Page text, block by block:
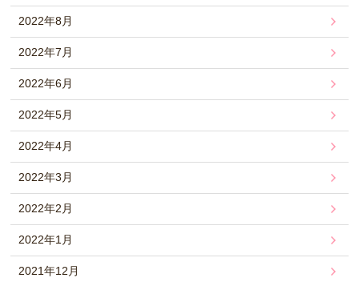
2022年8月
2022年7月
2022年6月
2022年5月
2022年4月
2022年3月
2022年2月
2022年1月
2021年12月